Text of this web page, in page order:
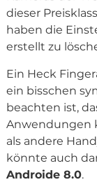
dieser
haben die
erstellt zu
Ein Heck
ein bisschen
beachten ist,
Anwendungen
als andere
könnte auch
Androide 8.0.